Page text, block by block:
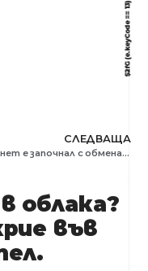
СЛЕДВАЩА
Интернет е започнал с обмена на две букви. Днес той променя милиони животи
облака?
във